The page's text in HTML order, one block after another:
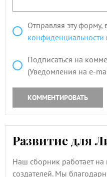
Отправляя эту форму,
конфиденциальности
Подписаться на
(Уведомления на e-
КОММЕНТИРОВАТЬ
Развитие для
Наш сборник работает на
создателей. Мы